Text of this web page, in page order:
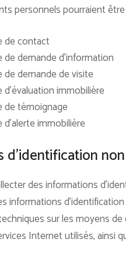
personnels pourraient
de contact
de demande d’information
de demande de visite
d’évaluation immobilière
de témoignage
d’alerte immobilière
d’identification
des informations
informations
sur les moyens
Internet utilisés, ainsi